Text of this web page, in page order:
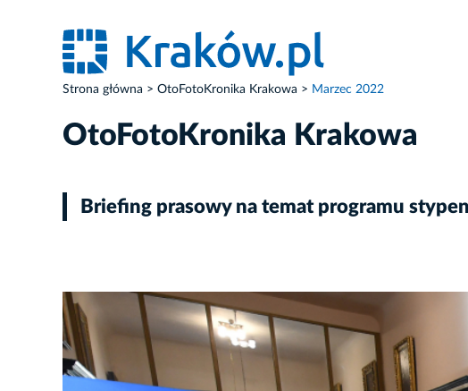
Strona główna OtoFotoKronika Krakowa Marzec 2022
OtoFotoKronika Krakowa
Briefing prasowy na temat programu